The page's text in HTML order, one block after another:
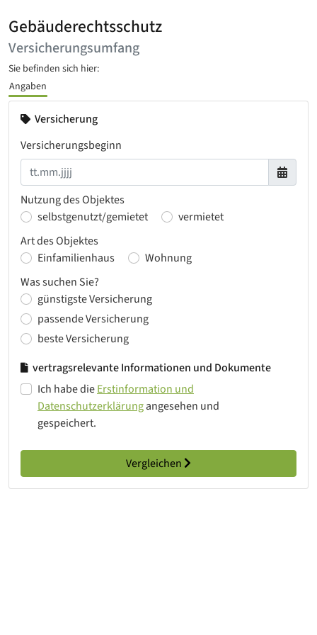
Gebäuderechtsschutz
Versicherungsumfang
Sie befinden sich hier:
Angaben
Versicherung
Versicherungsbeginn
Nutzung des Objektes
selbstgenutzt/gemietet
vermietet
Art des Objektes
Einfamilienhaus
Wohnung
Was suchen Sie?
günstigste Versicherung
passende Versicherung
beste Versicherung
vertragsrelevante Informationen und Dokumente
Ich habe dieErstinformation und
Datenschutzerklärungangesehen und
gespeichert.
Vergleichen